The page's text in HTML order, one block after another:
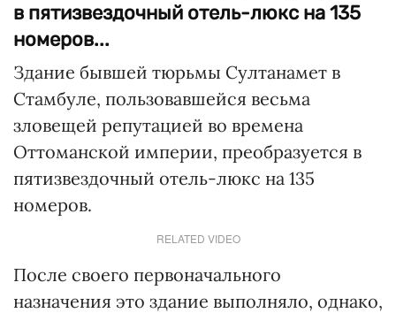
в пятизвездочный отель-люкс на 135
номеров...
Здание бывшей тюрьмы Султанамет в
Стамбуле, пользовавшейся весьма
зловещей репутацией во времена
Оттоманской империи, преобразуется в
пятизвездочный отель-люкс на 135
номеров.
RELATED VIDEO
После своего первоначального
назначения это здание выполняло, однако,